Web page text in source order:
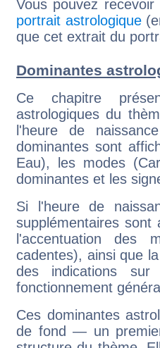
Vous pouvez
portrait astrologique
que cet extrait du
Dominantes
Ce chapitre
astrologiques du
l'heure de
dominantes sont
Eau), les modes
dominantes et les
Si l'heure de
supplémentaires sont
l'accentuation des
cadentes), ainsi que
des indications sur
fonctionnement
Ces dominantes
de fond — un